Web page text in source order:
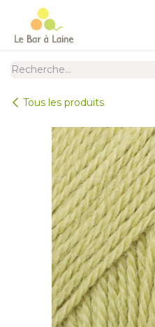
Se rendre au contenu
Tous les produits